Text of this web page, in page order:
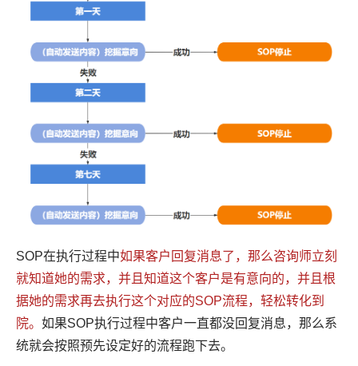
SOP在执行过程中如果客户回复消息了，那么咨询师立刻
就知道她的需求，并且知道这个客户是有意向的，并且根
据她的需求再去执行这个对应的SOP流程，轻松转化到
院。 如果SOP执行过程中客户一直都没回复消息，那么系
统就会按照预先设定好的流程跑下去。